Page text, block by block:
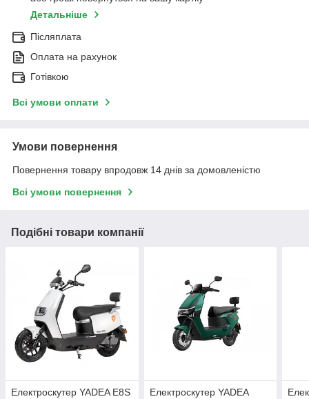
Детальніше
Післяплата
Оплата на рахунок
Готівкою
Всі умови оплати
Умови повернення
Повернення товару впродовж 14 днів за домовленістю
Всі умови повернення
Подібні товари компанії
Електроскутер YADEA E8S
Електроскутер YADEA